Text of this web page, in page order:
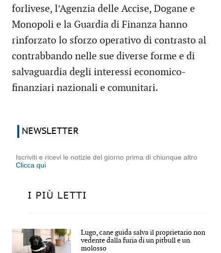
forlivese, l’Agenzia delle Accise, Dogane e
Monopoli e la Guardia di Finanza hanno
rinforzato lo sforzo operativo di contrasto al
contrabbando nelle sue diverse forme e di
salvaguardia degli interessi economico-
finanziari nazionali e comunitari.
NEWSLETTER
Iscriviti e ricevi le notizie del giorno prima di chiunque altro
Clicca qui
I PIÙ LETTI
Lugo, cane guida salva il proprietario non
vedente dalla furia di un pitbull e un
molosso